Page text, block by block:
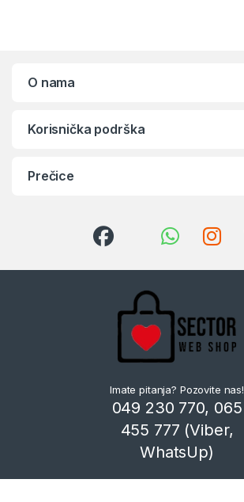
O nama
Korisnička podrška
Prečice
Imate pitanja? Pozovite nas!
049 230 770, 065
455 777 (Viber,
WhatsUp)